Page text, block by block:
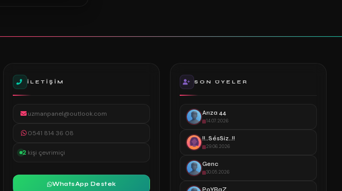
İLETIŞIM
uzmanpanel@outlook.com
0541 814 36 08
2 kişi çevrimiçi
WhatsApp Destek
SON ÜYELER
Arıza 44
14.07.2026
!!..SésSiz..!!
29.06.2026
Genc
30.05.2026